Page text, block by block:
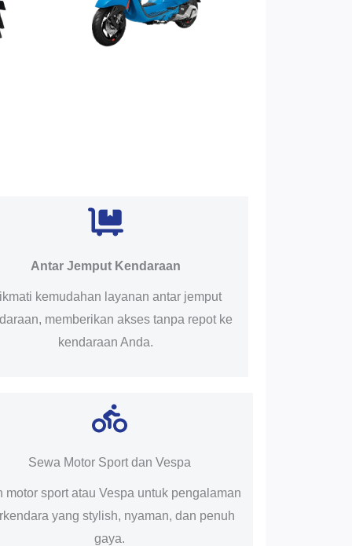
Antar Jemput Kendaraan
kemudahan layanan antar jemput
memberikan akses tanpa repot ke
kendaraan Anda.
Sewa Motor Sport dan Vespa
motor sport atau Vespa untuk pengalaman
yang stylish, nyaman, dan penuh
gaya.